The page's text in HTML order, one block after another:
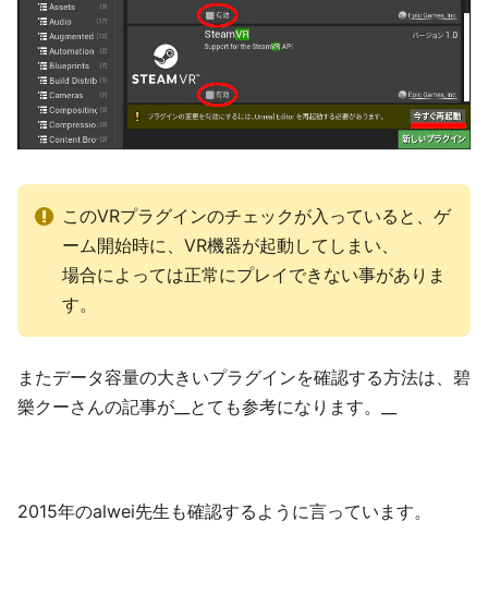
このVRプラグインのチェックが入っていると、ゲ
ーム開始時に、VR機器が起動してしまい、
場合によっては正常にプレイできない事がありま
す。
またデータ容量の大きいプラグインを確認する方法は、碧
樂クーさんの記事が__とても参考になります。__
2015年のalwei先生も確認するように言っています。